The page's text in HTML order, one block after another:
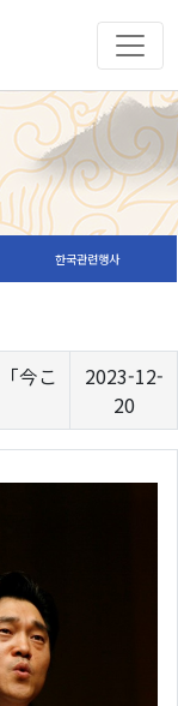
한국관련행사
今こ
2023-12-
20